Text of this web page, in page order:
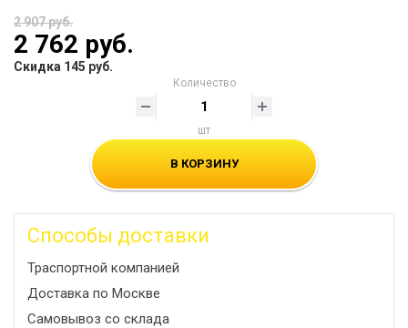
2 907 руб.
2 762 руб.
Скидка 145 руб.
Количество
шт
В КОРЗИНУ
Способы доставки
Траспортной компанией
Доставка по Москве
Самовывоз со склада